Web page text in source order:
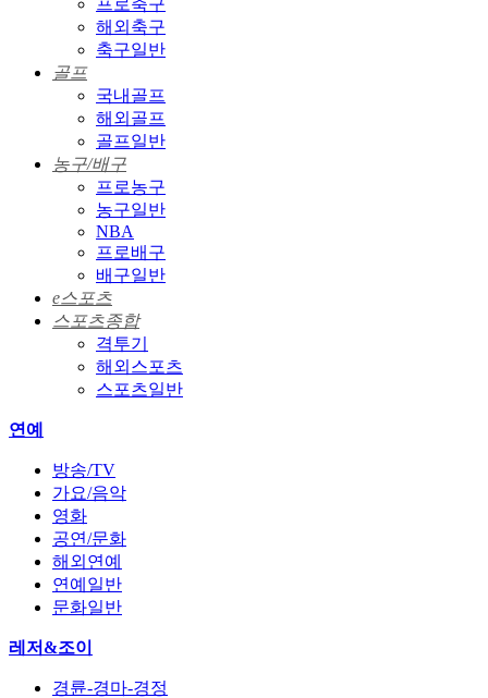
해외축구
축구일반
골프
국내골프
해외골프
골프일반
농구/배구
프로농구
농구일반
NBA
프로배구
배구일반
e스포츠
스포츠종합
격투기
해외스포츠
스포츠일반
연예
방송/TV
가요/음악
영화
공연/문화
해외연예
연예일반
문화일반
레저&조이
경륜-경마-경정